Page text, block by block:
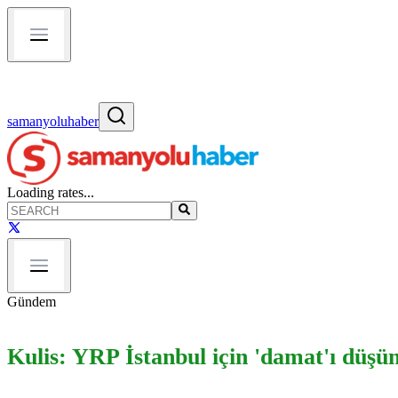
samanyoluhaber
Loading rates...
Gündem
Kulis: YRP İstanbul için 'damat'ı